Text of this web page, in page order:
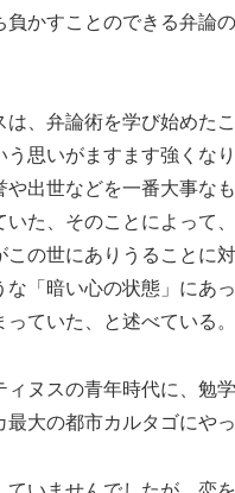
負かすことのできる弁論
は、弁論術を学び始めた
う思いがますます強くな
や出世などを一番大事な
いた、そのことによって
この世にありうることに
な「暗い心の状態」にあ
ていた、と述べている。
ィヌスの青年時代に、勉
大の都市カルタゴにやっ